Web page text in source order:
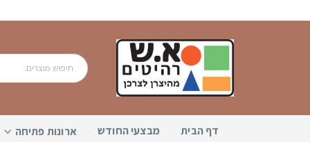
דף הבית מבצעי החודש ארונות פתיחה